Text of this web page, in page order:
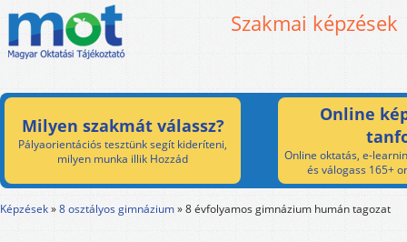
Szakmai képzések
Milyen szakmát válassz?
Pályaorientációs tesztünk segít kideríteni,
milyen munka illik Hozzád
Online
Online oktatás, e-
és válogass 165+
Képzések»8 osztályos gimnázium»8 évfolyamos gimnázium humán tagozat